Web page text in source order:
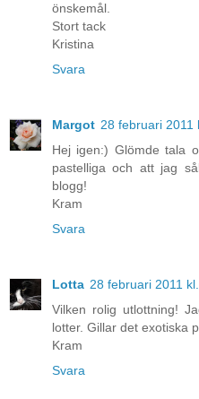
önskemål.
Stort tack
Kristina
Svara
Margot 28 februari 2011
Hej igen:) Glömde tala
pastelliga och att jag
blogg!
Kram
Svara
Lotta 28 februari 2011
Vilken rolig utlottning!
lotter. Gillar det exotiska
Kram
Svara